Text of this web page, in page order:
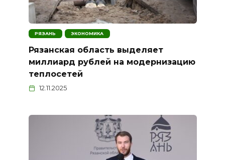
РЯЗАНЬ ЭКОНОМИКА
Рязанская область выделяет
миллиард рублей на модернизацию
теплосетей
12.11.2025